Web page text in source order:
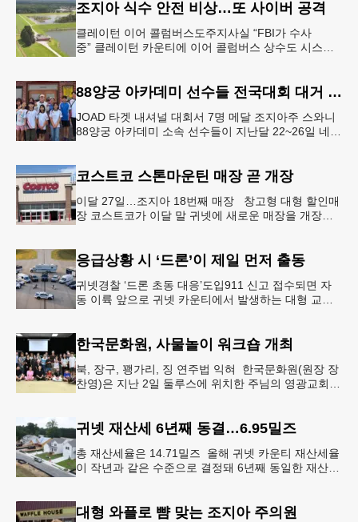
조지아 식수 안전 비상…또 사이버 공격
클레이턴 이어 콜럼버스도주지사실 “FBI가 수사
중” 클레이턴 카운티에 이어 콜럼버스 상수도 시스템
88양궁 아카데미 선수들 전국대회 대거 입상
JOAD 타겟 내셔널 대회서 7명 메달 조지아주 스와니
88양궁 아카데미 소속 선수들이 지난달 22~26일 네브
코스트코 스톤마운틴 매장 곧 개장
이달 27일…조지아 18번째 매장 창고형 대형 할인매
장 코스트코가 이달 말 귀넷에 새로운 매장을 개장한
응급상황 시 ‘드론’이 제일 먼저 출동
귀넷경찰 ‘드론 초동 대응’도입911 신고 접수되면 자
동 이륙 앞으로 귀넷 카운티에서 발생하는 대형 교통
한국문화원, 사물놀이 워크숍 개최
북, 장구, 꽹가리, 징 연주법 익혀 한국문화원(원장 장
찬영)은 지난 2일 둘루스에 위치한 주님의 영광교회에
귀넷 재산세 6년째 동결…6.95밀즈
총 재산세율은 14.71밀즈 올해 귀넷 카운티 재산세율
이 작년과 같은 수준으로 결정돼 6년째 동일한 재산세
대형 와플로 뺨 맞는 조지아 주의원